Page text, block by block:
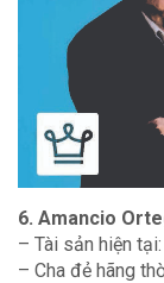
6. Amancio
– Tài sản hiện
– Cha đẻ hãng